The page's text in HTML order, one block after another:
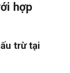
hợp
trừ tại